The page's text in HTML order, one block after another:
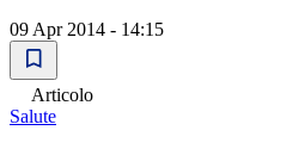
09 Apr 2014 - 14:15
Articolo
Salute